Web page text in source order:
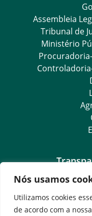
Nós usamos
Utilizamos cookies
de acordo com a nossa
Assembleia
Tribunal de
Ministério